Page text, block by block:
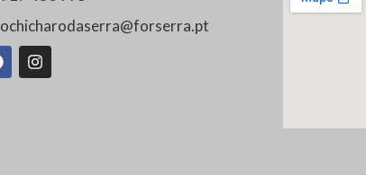
ochicharodaserra@forserra.pt